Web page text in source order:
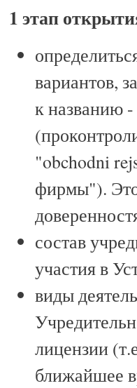
1 этап
вариантов,
к названию
"obchodni
фирмы").
состав
участия в
виды
лицензии
ближайшее